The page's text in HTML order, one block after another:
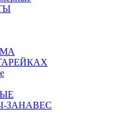
ЗАНАВЕС